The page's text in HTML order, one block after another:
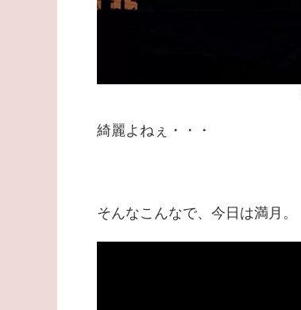
綺麗よねぇ・・・
そんなこんなで、今日は満月。